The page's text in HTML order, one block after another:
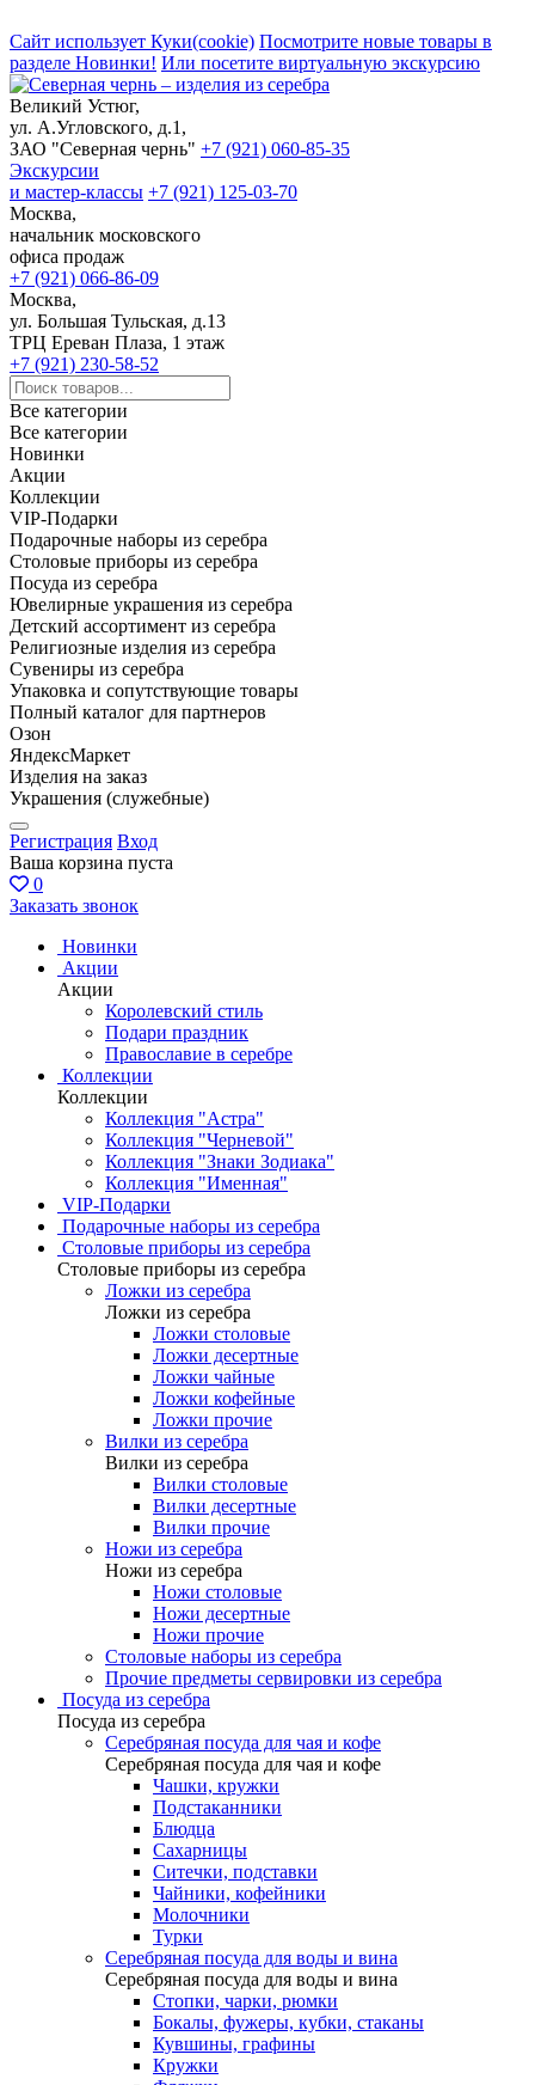
Сайт использует Куки(cookie) Посмотрите новые товары в
разделе Новинки! Или посетите виртуальную экскурсию
Великий Устюг,
ул. А.Угловского, д.1,
ЗАО "Северная чернь" +7 (921) 060-85-35
Экскурсии
и мастер-классы +7 (921) 125-03-70
Москва,
начальник московского
офиса продаж
+7 (921) 066-86-09
Москва,
ул. Большая Тульская, д.13
ТРЦ Ереван Плаза, 1 этаж
+7 (921) 230-58-52
Все категории
Все категории
Новинки
Акции
Коллекции
VIP-Подарки
Подарочные наборы из серебра
Столовые приборы из серебра
Посуда из серебра
Ювелирные украшения из серебра
Детский ассортимент из серебра
Религиозные изделия из серебра
Сувениры из серебра
Упаковка и сопутствующие товары
Полный каталог для партнеров
Озон
ЯндексМаркет
Изделия на заказ
Украшения (служебные)
Регистрация Вход
Ваша корзина пуста
0
Заказать звонок
Новинки
Акции
Акции
Королевский стиль
Подари праздник
Православие в серебре
Коллекции
Коллекции
Коллекция "Астра"
Коллекция "Черневой"
Коллекция "Знаки Зодиака"
Коллекция "Именная"
VIP-Подарки
Подарочные наборы из серебра
Столовые приборы из серебра
Столовые приборы из серебра
Ложки из серебра
Ложки из серебра
Ложки столовые
Ложки десертные
Ложки чайные
Ложки кофейные
Ложки прочие
Вилки из серебра
Вилки из серебра
Вилки столовые
Вилки десертные
Вилки прочие
Ножи из серебра
Ножи из серебра
Ножи столовые
Ножи десертные
Ножи прочие
Столовые наборы из серебра
Прочие предметы сервировки из серебра
Посуда из серебра
Посуда из серебра
Серебряная посуда для чая и кофе
Серебряная посуда для чая и кофе
Чашки, кружки
Подстаканники
Блюдца
Сахарницы
Ситечки, подставки
Чайники, кофейники
Молочники
Турки
Серебряная посуда для воды и вина
Серебряная посуда для воды и вина
Стопки, чарки, рюмки
Бокалы, фужеры, кубки, стаканы
Кувшины, графины
Кружки